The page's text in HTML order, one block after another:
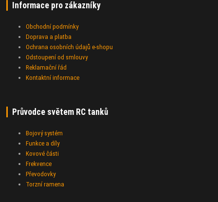
Informace pro zákazníky
Obchodní podmínky
Doprava a platba
Ochrana osobních údajů e-shopu
Odstoupení od smlouvy
Reklamační řád
Kontaktní informace
Průvodce světem RC tanků
Bojový systém
Funkce a díly
Kovové části
Frekvence
Převodovky
Torzní ramena